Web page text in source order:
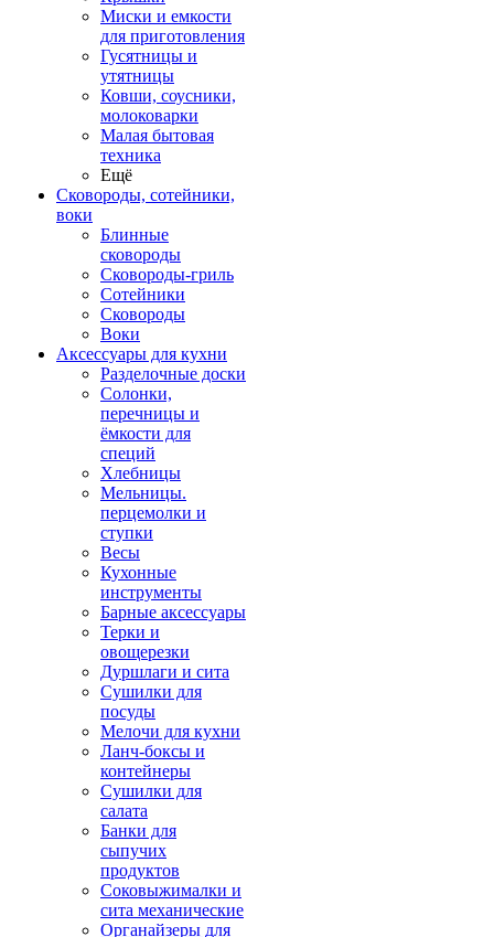
Миски и емкости
для приготовления
Гусятницы и
утятницы
Ковши, соусники,
молоковарки
Малая бытовая
техника
Ещё
Сковороды, сотейники,
воки
Блинные
сковороды
Сковороды-гриль
Сотейники
Сковороды
Воки
Аксессуары для кухни
Разделочные доски
Солонки,
перечницы и
ёмкости для
специй
Хлебницы
Мельницы.
перцемолки и
ступки
Весы
Кухонные
инструменты
Барные аксессуары
Терки и
овощерезки
Дуршлаги и сита
Сушилки для
посуды
Мелочи для кухни
Ланч-боксы и
контейнеры
Сушилки для
салата
Банки для
сыпучих
продуктов
Соковыжималки и
сита механические
Органайзеры для